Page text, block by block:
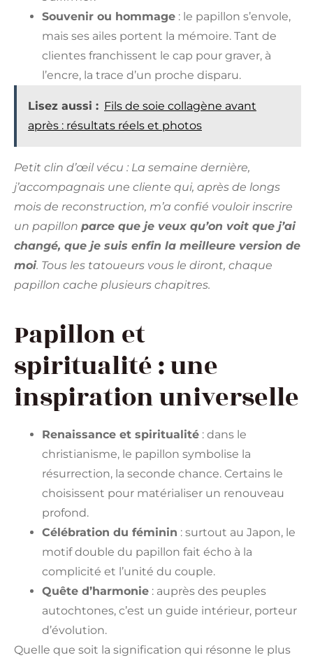
Souvenir ou hommage : le papillon s’envole,
mais ses ailes portent la mémoire. Tant de
clientes franchissent le cap pour graver, à
l’encre, la trace d’un proche disparu.
Lisez aussi : Fils de soie collagène avant
après : résultats réels et photos
Petit clin d’œil vécu : La semaine dernière,
j’accompagnais une cliente qui, après de longs
mois de reconstruction, m’a confié vouloir inscrire
un papillon parce que je veux qu’on voit que j’ai
changé, que je suis enfin la meilleure version de
moi. Tous les tatoueurs vous le diront, chaque
papillon cache plusieurs chapitres.
Papillon et
spiritualité : une
inspiration universelle
Renaissance et spiritualité : dans le
christianisme, le papillon symbolise la
résurrection, la seconde chance. Certains le
choisissent pour matérialiser un renouveau
profond.
Célébration du féminin : surtout au Japon, le
motif double du papillon fait écho à la
complicité et l’unité du couple.
Quête d’harmonie : auprès des peuples
autochtones, c’est un guide intérieur, porteur
d’évolution.
Quelle que soit la signification qui résonne le plus